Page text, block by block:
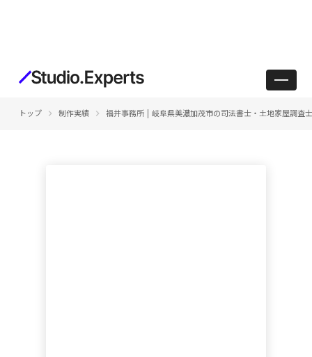
トップ keyboard_arrow_right 制作実績 keyboard_arrow_right 福井事務所 | 岐阜県美濃加茂市の司法書士・土地家屋調査